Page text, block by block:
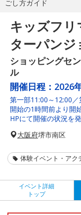
ごし方ガイド
キッズフリ
ターパンジ
ショッピングセ
ル
開催日程： 2026
第一部11:00～12:00
開始の1時間前より開
HPにて開催の状況を
大阪府堺市南区
体験イベント・アク
イベント詳細
トップ